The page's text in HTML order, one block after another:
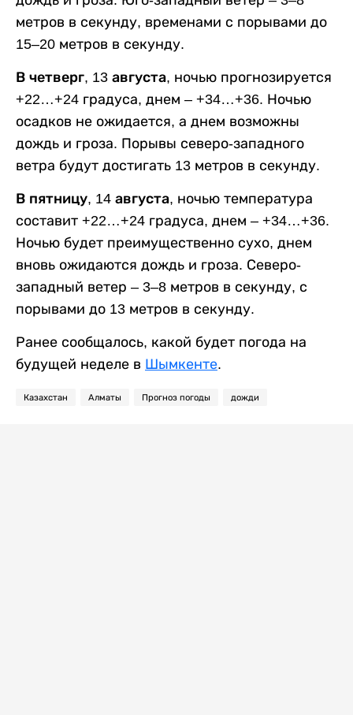
метров в секунду, временами с порывами до
15–20 метров в секунду.
В четверг, 13 августа, ночью прогнозируется
+22…+24 градуса, днем – +34…+36. Ночью
осадков не ожидается, а днем возможны
дождь и гроза. Порывы северо-западного
ветра будут достигать 13 метров в секунду.
В пятницу, 14 августа, ночью температура
составит +22…+24 градуса, днем – +34…+36.
Ночью будет преимущественно сухо, днем
вновь ожидаются дождь и гроза. Северо-
западный ветер – 3–8 метров в секунду, с
порывами до 13 метров в секунду.
Ранее сообщалось, какой будет погода на
будущей неделе в Шымкенте.
Казахстан Алматы Прогноз погоды дожди